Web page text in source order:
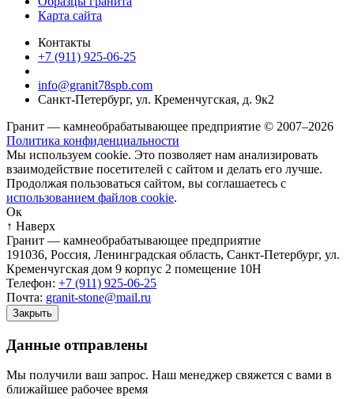
Карта сайта
Контакты
+7 (911) 925-06-25
info@granit78spb.com
Санкт-Петербург, ул. Кременчугская, д. 9к2
Гранит — камнеобрабатывающее предприятие © 2007–2026
Политика конфиденциальности
Мы используем cookie. Это позволяет нам анализировать
взаимодействие посетителей с сайтом и делать его лучше.
Продолжая пользоваться сайтом, вы соглашаетесь с
использованием файлов cookie.
Ок
↑ Наверх
Гранит — камнеобрабатывающее предприятие
191036, Россия, Ленинградская область, Санкт-Петербург, ул.
Кременчугская дом 9 корпус 2 помещение 10Н
Телефон: +7 (911) 925-06-25
Почта: granit-stone@mail.ru
Закрыть
Данные отправлены
Мы получили ваш запрос. Наш менеджер свяжется с вами в
ближайшее рабочее время